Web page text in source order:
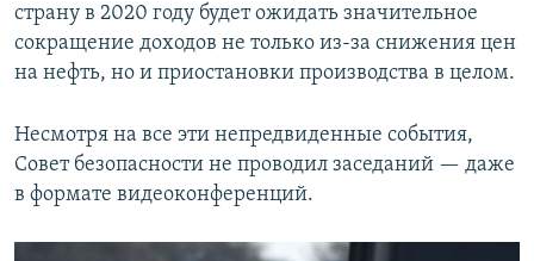
страну в 2020 году будет ожидать значительное
сокращение доходов не только из-за снижения цен
на нефть, но и приостановки производства в целом.
Несмотря на все эти непредвиденные события,
Совет безопасности не проводил заседаний — даже
в формате видеоконференций.